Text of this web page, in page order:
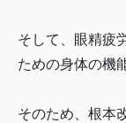
そして、眼精疲
ための身体の機
そのため、根本